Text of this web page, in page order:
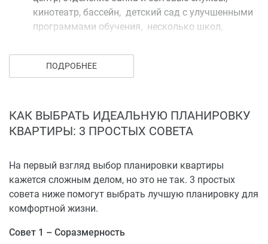
кинотеатр, бассейн, детский сад с улучшенными
программами обучения, несколько школ,
Парк «Ветеранов» входит в зеленую зону города
Вологды, где сейчас стоит миниатюра дома Деда
Рядом с домом находится площадь
«Чайковского» с выделенной зеленой зоной, где
двора на огороженной территории, малые
архитектурные формы и цветники, места для
отдыха, скамейки, парковочные места.
квартиру, а также квартиры с новым архитектурным
ПОДРОБНЕЕ
КАК ВЫБРАТЬ ИДЕАЛЬНУЮ ПЛАНИРОВКУ
КВАРТИРЫ: 3 ПРОСТЫХ СОВЕТА
На первый взгляд выбор планировки квартиры
кажется сложным делом, но это не так. 3 простых
совета ниже помогут выбрать лучшую планировку для
комфортной жизни.
Совет 1 – Соразмерность